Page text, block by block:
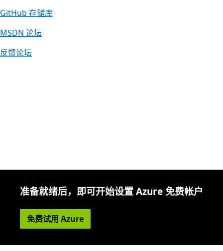
GitHub 存储库
MSDN 论坛
反馈论坛
准备就绪后，即可开始设置 Azure 免费帐户
免费试用 Azure